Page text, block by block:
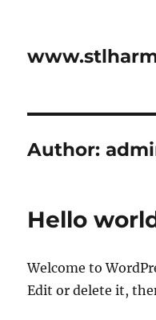
Author:
Hello
Welcome to
Edit or delete it,